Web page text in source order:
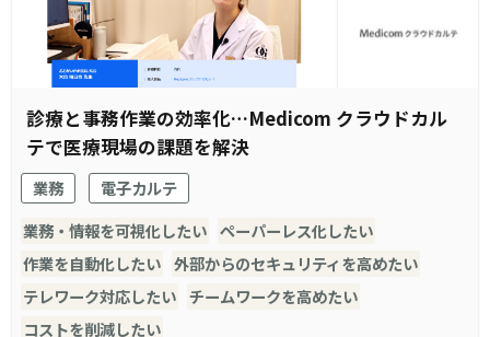
診療と事務作業の効率化…Medicom クラウドカル
テで医療現場の課題を解決
業務
電子カルテ
業務・情報を可視化したい ペーパーレス化したい
作業を自動化したい 外部からのセキュリティを高めたい
テレワーク対応したい チームワークを高めたい
コストを削減したい